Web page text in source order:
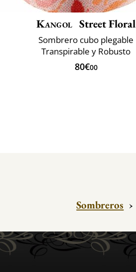
Kangol Street Floral
Sombrero cubo plegable
Transpirable y Robusto
80€00
Sombreros ›